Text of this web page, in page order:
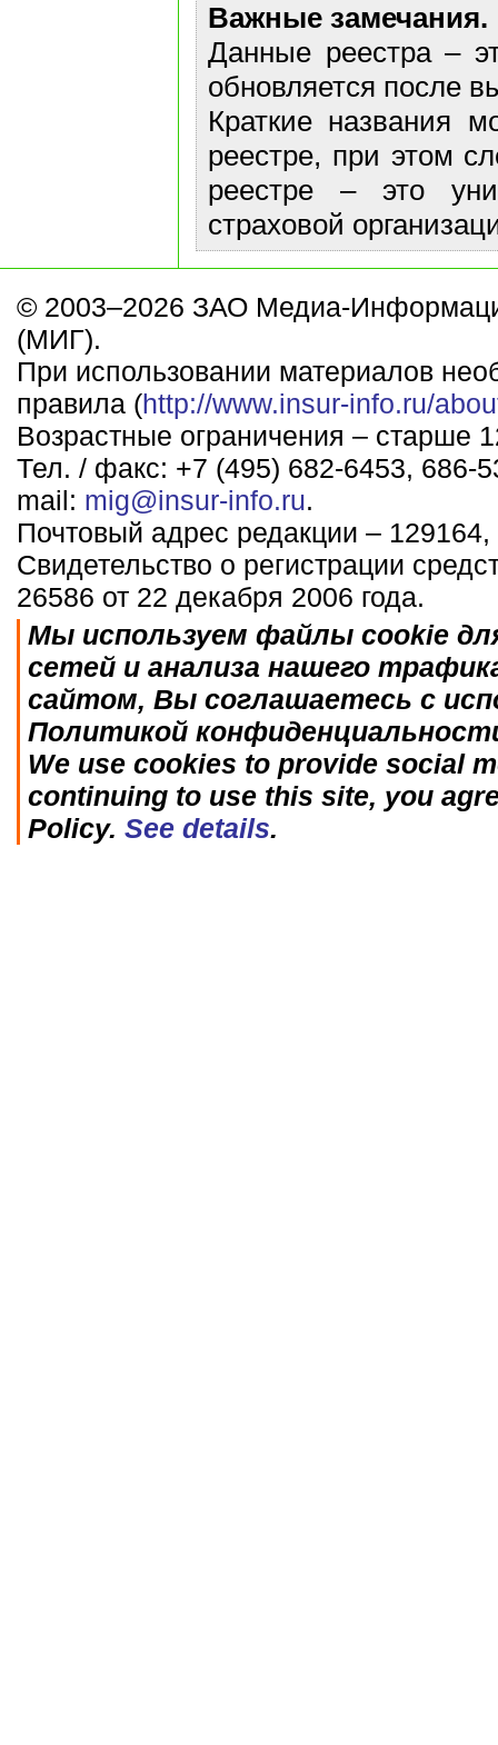
Важные замечания.
Данные реестра –
обновляется после
Краткие названия
реестре, при этом
реестре – это
страховой
© 2003–2026 ЗАО Медиа-
(МИГ).
При использовании материалов
правила (http://www.insur-info.ru/
Возрастные ограничения – старше
Тел. / факс: +7 (495) 682-6453, 686-
mail: mig@insur-info.ru.
Почтовый адрес редакции –
Свидетельство о регистрации
26586 от 22 декабря 2006 года.
Мы используем файлы cookie
сетей и анализа нашего
сайтом, Вы соглашаетесь с
Политикой
We use cookies to provide social
continuing to use this site, you
Policy. See details.